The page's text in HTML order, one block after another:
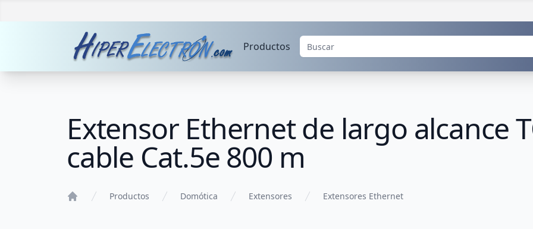
Productos
Extensor Ethernet de largo alcance
cable Cat.5e 800 m
Productos Domótica Extensores Extensores Ethernet